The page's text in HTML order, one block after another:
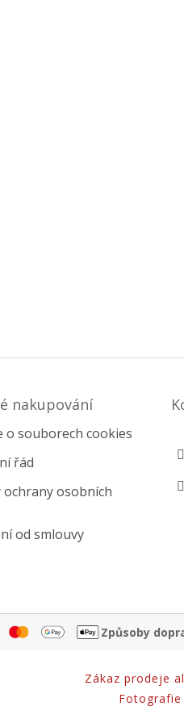
nakupování
o souborech cookies
řád
ochrany osobních
od smlouvy
Způsoby
Zákaz prodeje